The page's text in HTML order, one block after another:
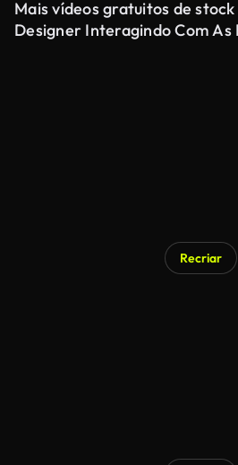
Mais vídeos gratuitos de
Designer Interagindo Com
Recriar